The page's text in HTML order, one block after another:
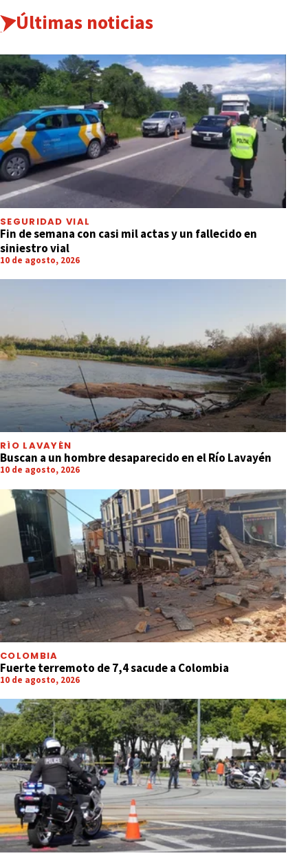
Últimas noticias
SEGURIDAD VIAL
Fin de semana con casi mil actas y un fallecido en
siniestro vial
10 de agosto, 2026
RÍO LAVAYÉN
Buscan a un hombre desaparecido en el Río Lavayén
10 de agosto, 2026
COLOMBIA
Fuerte terremoto de 7,4 sacude a Colombia
10 de agosto, 2026